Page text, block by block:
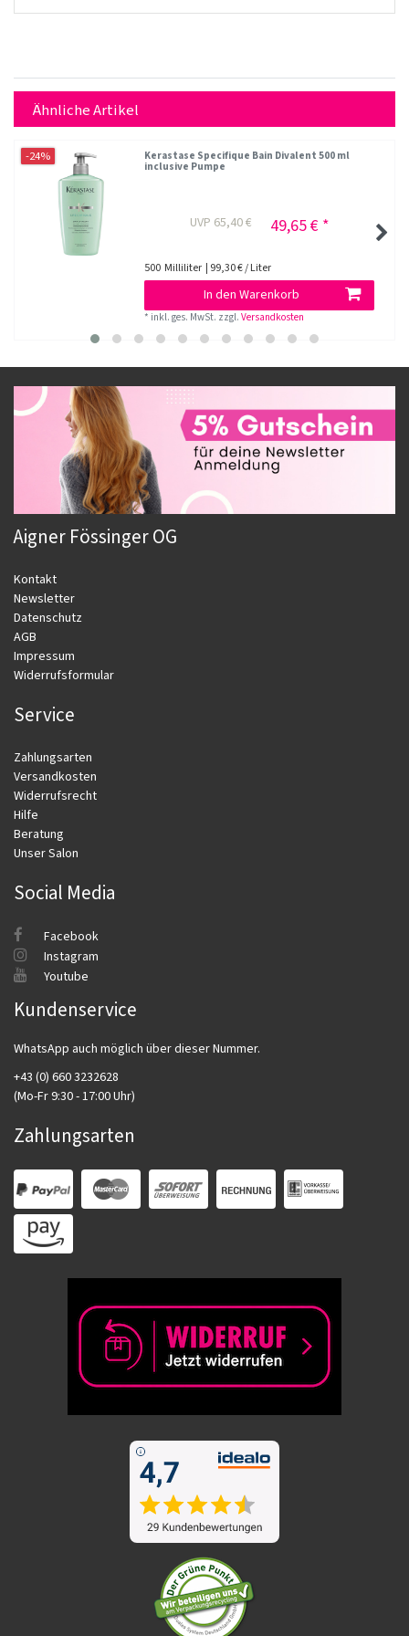
Ähnliche Artikel
-24%
Kerastase Specifique Bain Divalent 500 ml
inclusive Pumpe
UVP 65,40 € 49,65 € *
500 Milliliter | 99,30 € / Liter
In den Warenkorb
* inkl. ges. MwSt. zzgl.Versandkosten
Aigner Fössinger OG
Kontakt
Newsletter
Datenschutz
AGB
Impressum
Widerrufsformular
Service
Zahlungsarten
Versandkosten
Widerrufsrecht
Hilfe
Beratung
Unser Salon
Social Media
Facebook
Instagram
Youtube
Kundenservice
WhatsApp auch möglich über dieser Nummer.
+43 (0) 660 3232628
(Mo-Fr 9:30 - 17:00 Uhr)
Zahlungsarten